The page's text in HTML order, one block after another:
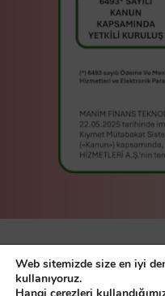
manim bir
Manim
Teknolojileri A.Ş
Web sitemizde size en iyi
kullanıyoruz.